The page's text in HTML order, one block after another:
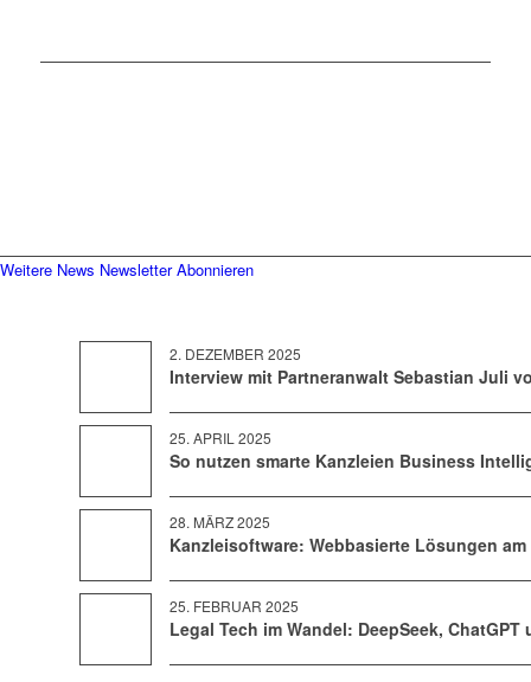
Weitere News Newsletter Abonnieren
2. DEZEMBER 2025
Interview mit Partneranwalt Sebastian Juli
25. APRIL 2025
So nutzen smarte Kanzleien Business
28. MÄRZ 2025
Kanzleisoftware: Webbasierte Lösungen
25. FEBRUAR 2025
Legal Tech im Wandel: DeepSeek,